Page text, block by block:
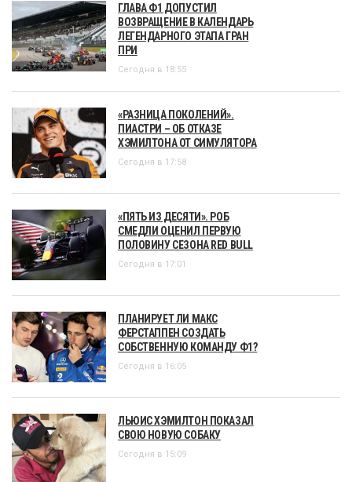
ГЛАВА Ф1 ДОПУСТИЛ
ВОЗВРАЩЕНИЕ В КАЛЕНДАРЬ
ЛЕГЕНДАРНОГО ЭТАПА ГРАН
ПРИ
Сегодня в 18:55
«РАЗНИЦА ПОКОЛЕНИЙ».
ПИАСТРИ – ОБ ОТКАЗЕ
ХЭМИЛТОНА ОТ СИМУЛЯТОРА
Сегодня в 17:58
«ПЯТЬ ИЗ ДЕСЯТИ». РОБ
СМЕДЛИ ОЦЕНИЛ ПЕРВУЮ
ПОЛОВИНУ СЕЗОНА RED BULL
Сегодня в 17:01
ПЛАНИРУЕТ ЛИ МАКС
ФЕРСТАППЕН СОЗДАТЬ
СОБСТВЕННУЮ КОМАНДУ Ф1?
Сегодня в 16:05
ЛЬЮИС ХЭМИЛТОН ПОКАЗАЛ
СВОЮ НОВУЮ СОБАКУ
Сегодня в 15:09